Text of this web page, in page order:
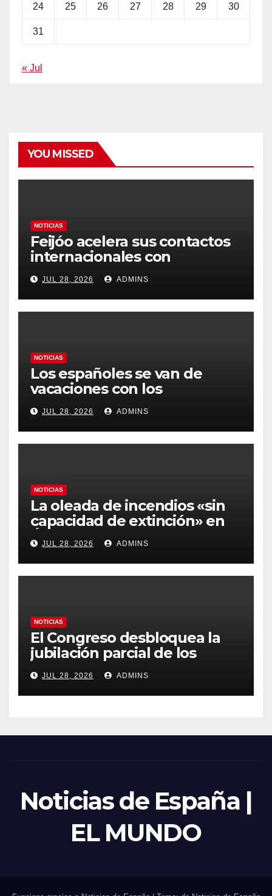
24 25 26 27 28 29 30
31
« Jul
YOU MISSED
NOTICIAS
Feijóo acelera sus contactos
internacionales con
Latinoamérica como socio
prioritario en su agenda de
gobierno
JUL 28, 2026 ADMINS
NOTICIAS
Los españoles se van de
vacaciones con los
carburantes hasta un 21%
más caros que el año pasado
y los hoteles disparados
JUL 28, 2026 ADMINS
NOTICIAS
La oleada de incendios «sin
capacidad de extinción» en
Ávila y al oeste de Madrid
obliga a declarar la
emergencia nacional
JUL 28, 2026 ADMINS
NOTICIAS
El Congreso desbloquea la
jubilación parcial de los
trabajadores laborales del
sector público
JUL 28, 2026 ADMINS
Noticias de España |
EL MUNDO